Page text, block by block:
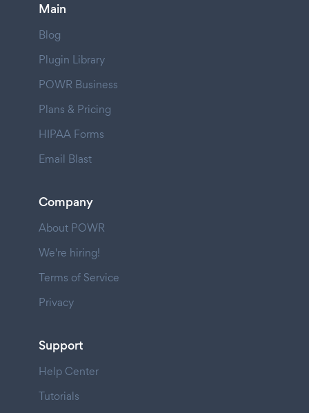
Main
Blog
Plugin Library
POWR Business
Plans & Pricing
HIPAA Forms
Email Blast
Company
About POWR
We're hiring!
Terms of Service
Privacy
Support
Help Center
Tutorials